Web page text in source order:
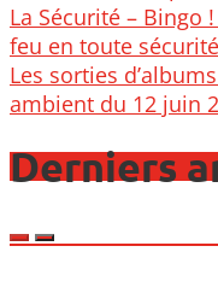
Post
navigation
La Sécurité – Bingo
feu en toute
Les sorties
ambient du 12 juin
Derniers